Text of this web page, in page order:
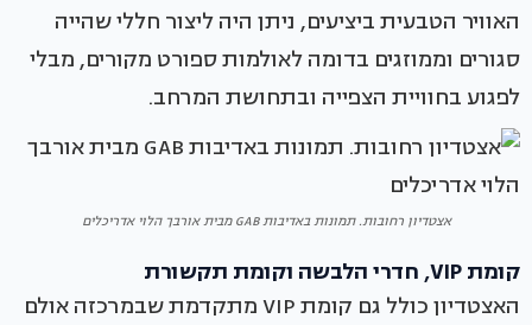
האוויר הטבעית ביציעים, ניתן היה ליצור חללי שהייה
סגורים וממוזגים בדומה לאולמות ספורט מקורים, מבלי
לפגוע בחוויית הצפייה ובתחושת המרחב.
אצטדיון רחובות. תמונות באדיבות GAB מבית אורבך הלוי אדריכלים
קומת VIP, חדרי הלבשה וקומת תקשורת
האצטדיון כולל גם קומת VIP מתקדמת שבמרכזה אולם